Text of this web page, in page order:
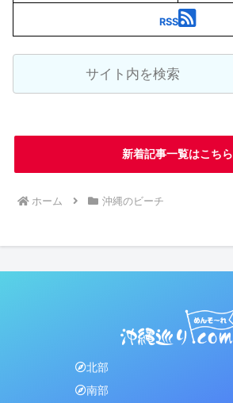
RSS
新着記事一覧はこちら
ホーム 沖縄のビーチ
北部
南部